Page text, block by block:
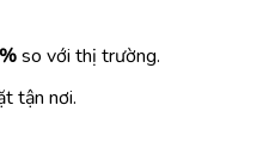
so với thị trường.
tận nơi.